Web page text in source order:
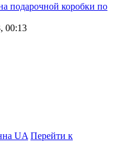
подарочной коробки по
00:13
UA Перейти к